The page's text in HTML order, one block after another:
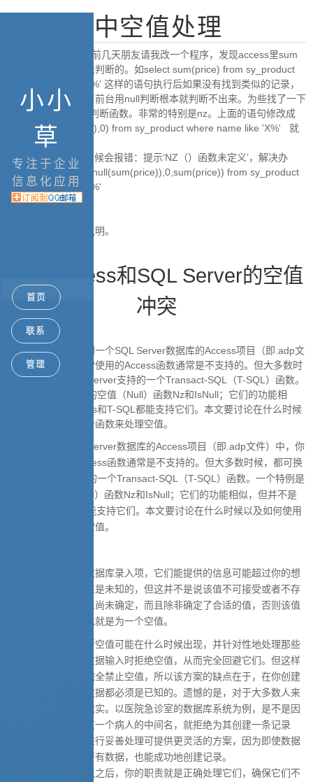
小小
草
专注于企业
信息化应用
首页
联系
管理
Access中空值处理
很久没有弄asp了，前几天朋友请我改一个程序，发现access里sum
出来的值是没有办法判断的。如select sum(price) from sy_product
where name like 'X%' 这样的语句执行后如果没有找到类似的记录，
就会返回一个空值，前台用null判断根本就判断不出来。为些找了一下
access中sql的空值判断函数。非常的特别是nz。上面的语句修改成
select nz(sum(price),0) from sy_product where name like 'X%' 就
可以了。
但在ASP里执行的时候会报错：提示‘NZ（）函数未定义’，解决办
法：改成select iif(isnull(sum(price)),0,sum(price)) from sy_product
where name like 'X%'
以下这篇有详细的说明。
避免Access和SQL Server的空值
冲突
阅读提示：
在链接到一个SQL Server数据库的Access项目（即.adp文
件）中，你平时经常使用的Access函数通常是不支持的。但大多数时
候，都可换用SQL Server支持的一个Transact-SQL（T-SQL）函数。
一个特例是Access的空值（Null）函数Nz和IsNull；它们的功能相
似，但并不是Access和T-SQL都能支持它们。本文要讨论在什么时候
以及如何使用这两个函数来处理空值。
在链接到一个SQL Server数据库的Access项目（即.adp文件）中，你
平时经常使用的Access函数通常是不支持的。但大多数时候，都可换
用SQL Server支持的一个Transact-SQL（T-SQL）函数。一个特例是
Access的空值（Null）函数Nz和IsNull；它们的功能相似，但并不是
Access和T-SQL都能支持它们。本文要讨论在什么时候以及如何使用
这两个函数来处理空值。
空值是完全合法的数据库录入项，它们能提供的信息可能超过你的想
象。空值指明一个值是未知的，但这并不是说该值不可接受或者不存
在。空值表明一个值尚未确定，而且除非确定了合适的值，否则该值
将保持未知状态，也就是为一个空值。
开发者的职责是判断空值可能在什么时候出现，并针对性地处理那些
值。一个方案是在数据输入时拒绝空值，从而完全回避它们。但这样
一来，你的数据将完全禁止空值，所以该方案的缺点在于，在你创建
一条记录时，所有数据都必须是已知的。遗憾的是，对于大多数人来
说，这个方案都不现实。以医院急诊室的数据库系统为例，是不是因
为数据录入员不知道一个病人的中间名，就拒绝为其创建一条记录
呢？所以，对空值进行妥善处理可提供更灵活的方案，因为即使数据
录入员当时不知道所有数据，也能成功地创建记录。
认识到空值无法避免之后，你的职责就是正确处理它们，确保它们不